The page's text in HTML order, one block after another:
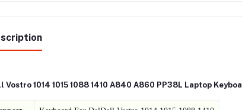
Vostro 1014 1015 1088 1410 A840 A860 PP38L Laptop